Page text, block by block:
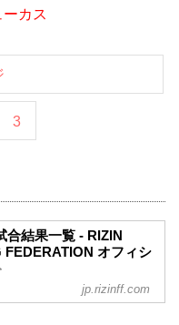
カス
3
合結果一覧 - RIZIN
FEDERATION オフィシ
レベル・コイケ vs. 金原正
jp.rizinff.com